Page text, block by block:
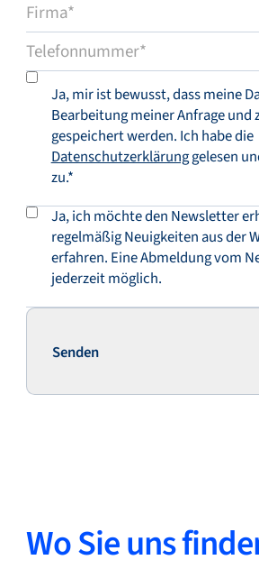
Ja, mir ist bewusst, dass meine
Bearbeitung meiner Anfrage und
gespeichert werden. Ich habe die
Datenschutzerklärunggelesen
zu.*
Ja, ich möchte den Newsletter
regelmäßig Neuigkeiten aus der
erfahren. Eine Abmeldung vom
jederzeit möglich.
Senden
Senden
Wo Sie uns